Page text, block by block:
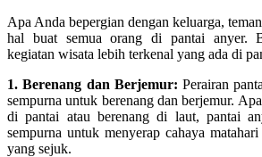
Apa Anda bepergian dengan keluarga,
hal buat semua orang di pantai anyer.
kegiatan wisata lebih terkenal yang ada di
1. Berenang dan Berjemur: Perairan
sempurna untuk berenang dan berjemur.
di pantai atau berenang di laut, pantai
sempurna untuk menyerap cahaya
yang sejuk.